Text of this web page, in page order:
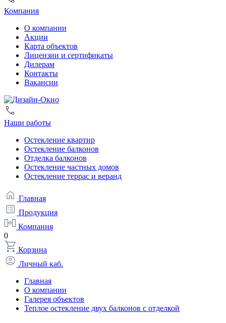
Компания
О компании
Акции
Карта объектов
Лицензии и сертификаты
Дилерам
Контакты
Вакансии
Наши работы
Остекление квартир
Остекление балконов
Отделка балконов
Остекление частных домов
Остекление террас и веранд
Главная
Продукция
Компания
0
Корзина
Личный каб.
Главная
О компании
Галерея объектов
Теплое остекление двух балконов c отделкой